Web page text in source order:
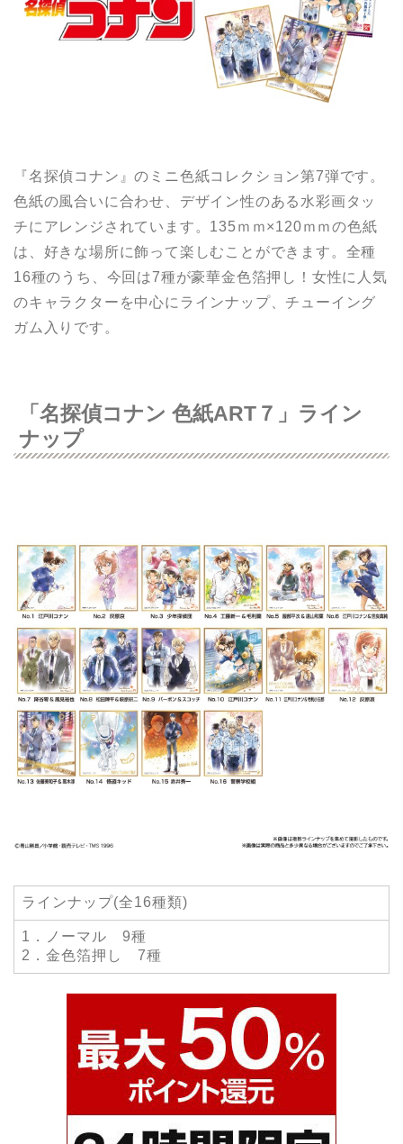
『名探偵コナン』のミニ色紙コレクション第7弾です。
色紙の風合いに合わせ、デザイン性のある水彩画タッ
チにアレンジされています。135ｍｍ×120ｍｍの色紙
は、好きな場所に飾って楽しむことができます。全種
16種のうち、今回は7種が豪華金色箔押し！女性に人気
のキャラクターを中心にラインナップ、チューイング
ガム入りです。
「名探偵コナン 色紙ART７」ライン
ナップ
ラインナップ(全16種類)
1．ノーマル 9種
2．金色箔押し 7種